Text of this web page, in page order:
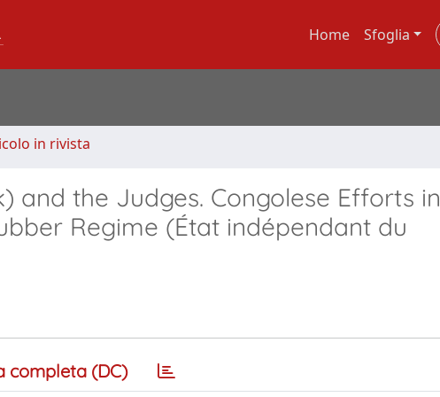
Home Sfoglia
in rivista
and the Judges. Congolese Efforts in
Regime (État indépendant du
completa (DC)